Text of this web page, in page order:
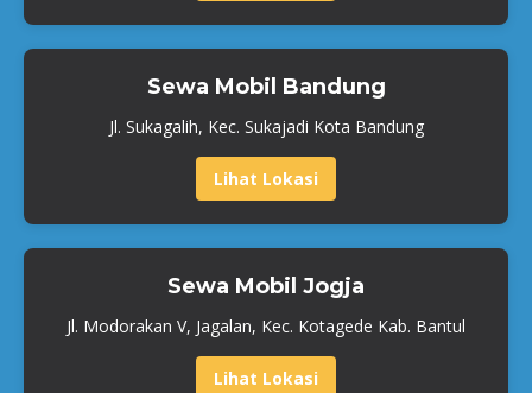
Sewa Mobil Bandung
Jl. Sukagalih, Kec. Sukajadi Kota Bandung
Lihat Lokasi
Sewa Mobil Jogja
Jl. Modorakan V, Jagalan, Kec. Kotagede Kab. Bantul
Lihat Lokasi